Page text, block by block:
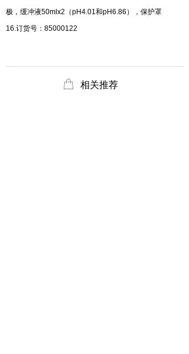
极，缓冲液50mlx2（pH4.01和pH6.86）
，保护罩
16.订货号：85000122
ꂆ 相关推荐